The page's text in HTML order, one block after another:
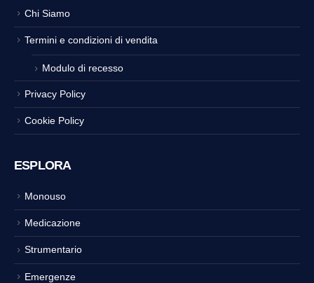
Chi Siamo
Termini e condizioni di vendita
Modulo di recesso
Privacy Policy
Cookie Policy
ESPLORA
Monouso
Medicazione
Strumentario
Emergenze